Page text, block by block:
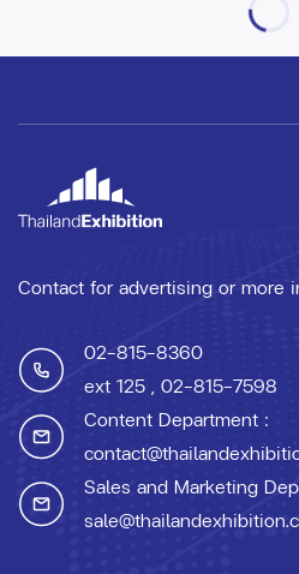
Contact for advertising or more
02-815-8360
ext 125 , 02-815-7598
Content Department :
Sales and Marketing